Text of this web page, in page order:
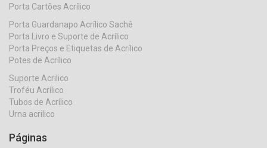
Porta Cartões Acrílico
Porta Guardanapo Acrílico Sachê
Porta Livro e Suporte de Acrílico
Porta Preços e Etiquetas de Acrílico
Potes de Acrílico
Suporte Acrilico
Troféu Acrílico
Tubos de Acrílico
Urna acrilico
Páginas